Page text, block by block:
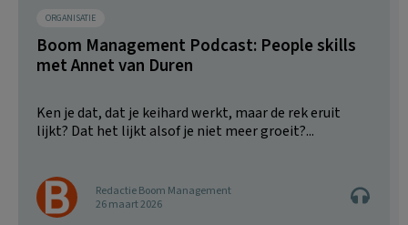
ORGANISATIE
Boom Management Podcast: People skills
met Annet van Duren
Ken je dat, dat je keihard werkt, maar de rek eruit
lijkt? Dat het lijkt alsof je niet meer groeit?...
Redactie Boom Management
26 maart 2026